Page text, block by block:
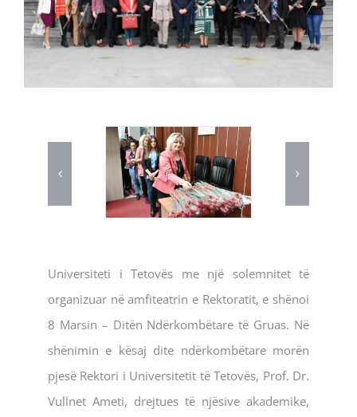
Universiteti i Tetovës me një solemnitet të
organizuar në amfiteatrin e Rektoratit, e shënoi
8 Marsin – Ditën Ndërkombëtare të Gruas. Në
shënimin e kësaj dite ndërkombëtare morën
pjesë Rektori i Universitetit të Tetovës, Prof. Dr.
Vullnet Ameti, drejtues të njësive akademike,